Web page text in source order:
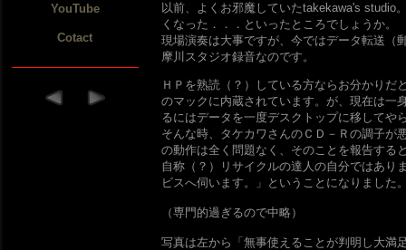
YouTube
Cotact
以前、よくお邪魔していたtakekawa's studio
くなった．．．といったところでしょうか。
現場演奏は大事ですが、今ではデータ転送（
摩川スタジオ録音なのです。
ＨＰを熟読（？）している方ならお分かり
のマックに内蔵されています。が、現在は一
るにはデータを一度デスクトップに移してや
そんな時、タケカワさんのＣＤ－Ｒの調子が
の動作は全く問題なく、そのことを報告する
自称（？）リサイクルの達人の自分ではあり
ビスへ伺います。」ということになりました
（専門的過ぎるので中略）
写真は左から「無事使えることが判明し大満